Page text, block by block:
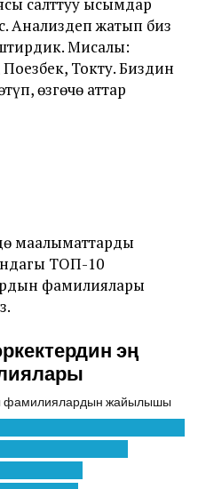
Анализдеп жатып биз
Мисалы:
Токту. Биздин
өзгөчө аттар
маалыматтарды
ТОП-10
фамилиялары